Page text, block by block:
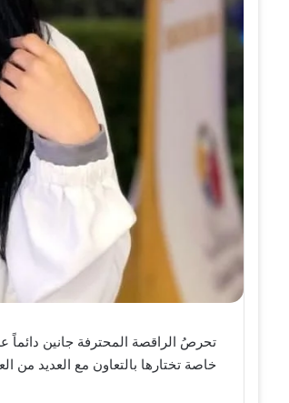
تحرصُ الراقصة المحترفة جانين دائماً
خاصة تختارها بالتعاون مع العديد من